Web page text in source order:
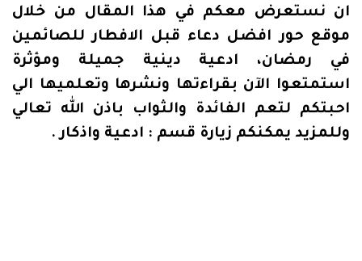
ان نستعرض معكم في هذا المقال من خلال
موقع حور افضل دعاء قبل الافطار للصائمين
في رمضان، ادعية دينية جميلة ومؤثرة
استمتعوا الآن بقراءتها ونشرها وتعلميها الي
احبتكم لتعم الفائدة والثواب باذن الله تعالي
وللمزيد يمكنكم زيارة قسم : ادعية واذكار .